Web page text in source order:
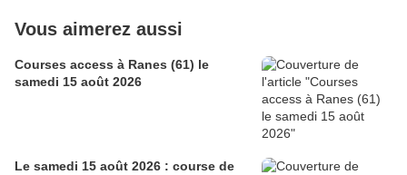
Vous aimerez aussi
Courses access à Ranes (61) le
samedi 15 août 2026
Le samedi 15 août 2026 : course de